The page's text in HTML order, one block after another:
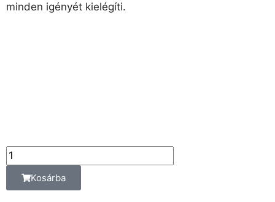
minden igényét kielégíti.
Kosárba